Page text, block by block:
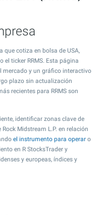
que cotiza en bolsa de USA,
el ticker RRMS. Esta página
mercado y un gráfico interactivo
plazo sin actualización
recientes para RRMS son
identificar zonas clave de
Midstream L.P. en relación
el instrumento para operar o
en R StocksTrader y
y europeas, índices y